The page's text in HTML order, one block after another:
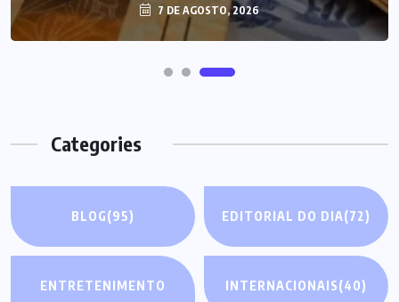
7 DE AGOSTO, 2026
7 DE AGOSTO, 2026
Categories
BLOG(95) EDITORIAL DO DIA(72)
ENTRETENIMENTO
INTERNACIONAIS(40)